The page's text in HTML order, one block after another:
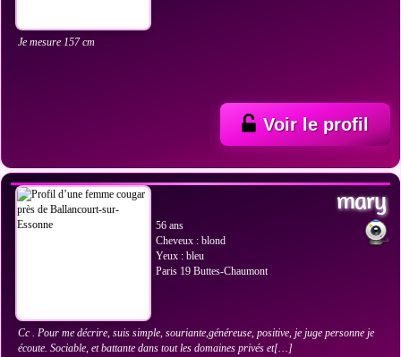
Je mesure 157 cm
Voir le profil
VOIR LES PHOTOS
mary
56 ans
Cheveux : blond
Yeux : bleu
Paris 19 Buttes-Chaumont
Cc . Pour me décrire, suis simple, souriante,généreuse, positive, je juge personne je
écoute. Sociable, et battante dans tout les domaines privés et[…]